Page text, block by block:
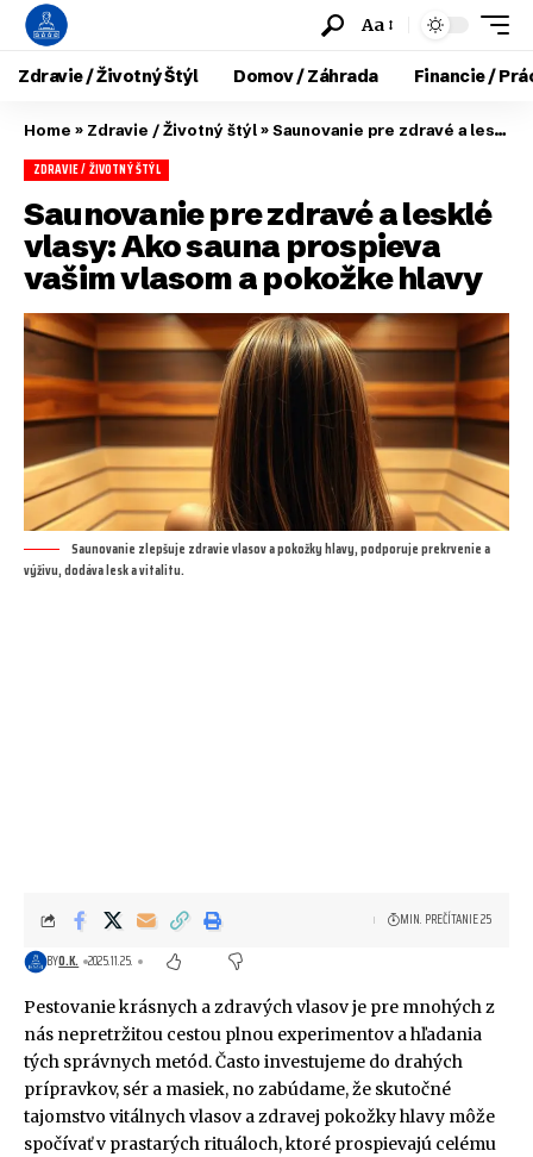
Aa
Zdravie / Životný Štýl Domov / Záhrada Financie /
Home » Zdravie / Životný štýl»Saunovanie pre zdravé a lesklé vlasy: Ako sauna prospieva vašim vlasom a pokožke hlavy
ZDRAVIE / ŽIVOTNÝ ŠTÝL
Saunovanie pre zdravé a lesklé
vlasy: Ako sauna prospieva
vašim vlasom a pokožke hlavy
Saunovanie zlepšuje zdravie vlasov a pokožky hlavy, podporuje prekrvenie a
výživu, dodáva lesk a vitalitu.
BYO.K. 2025.11.25.
MIN. PREČÍTANIE 25
Pestovanie krásnych a zdravých vlasov je pre mnohých z
nás nepretržitou cestou plnou experimentov a hľadania
tých správnych metód. Často investujeme do drahých
prípravkov, sér a masiek, no zabúdame, že skutočné
tajomstvo vitálnych vlasov a zdravej pokožky hlavy môže
spočívať v prastarých rituáloch, ktoré prospievajú celému